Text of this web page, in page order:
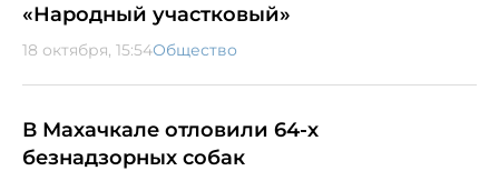
«Народный участковый»
18 октября, 15:54Общество
В Махачкале отловили 64-х
безнадзорных собак